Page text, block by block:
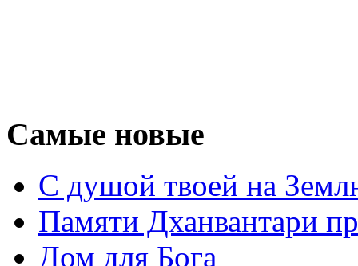
Самые новые
С душой твоей на
Памяти Дханвантари
Дом для Бога